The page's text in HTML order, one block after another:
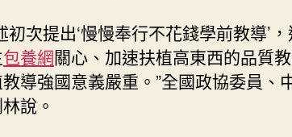
教
導”，
將
若
初次提出‘慢慢奉行不花錢學前教導’
包養網關心、加速扶植高東西的品質
導強國意義嚴重。”全國政協委員、
說。